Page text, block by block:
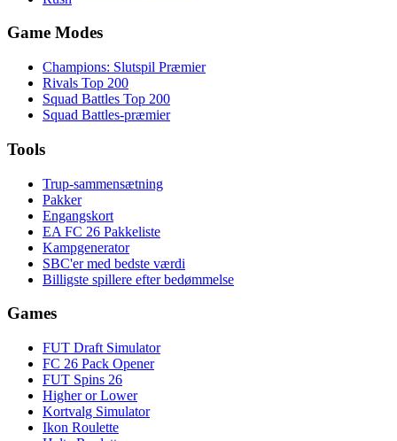
Game Modes
Champions: Slutspil Præmier
Rivals Top 200
Squad Battles Top 200
Squad Battles-præmier
Tools
Trup-sammensætning
Pakker
Engangskort
EA FC 26 Pakkeliste
Kampgenerator
SBC'er med bedste værdi
Billigste spillere efter bedømmelse
Games
FUT Draft Simulator
FC 26 Pack Opener
FUT Spins 26
Higher or Lower
Kortvalg Simulator
Ikon Roulette